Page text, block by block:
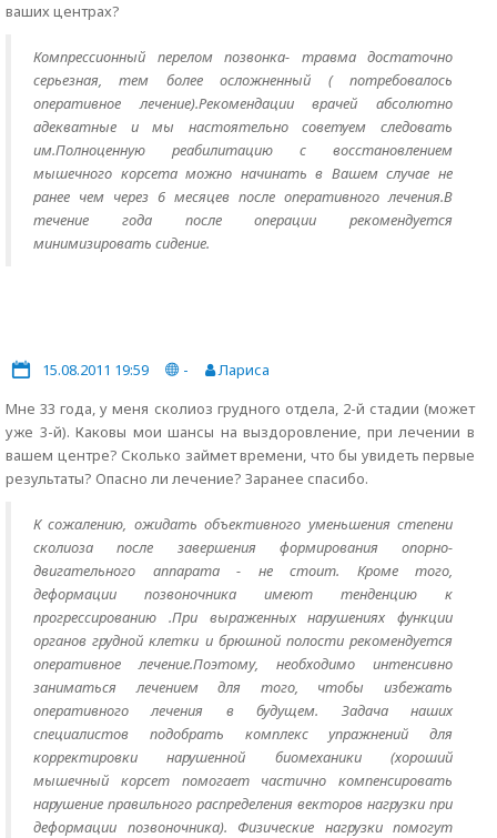
ваших центрах?
Компрессионный перелом позвонка- травма достаточно
серьезная, тем более осложненный ( потребовалось
оперативное лечение).Рекомендации врачей абсолютно
адекватные и мы настоятельно советуем следовать
им.Полноценную реабилитацию с восстановлением
мышечного корсета можно начинать в Вашем случае не
ранее чем через 6 месяцев после оперативного лечения.В
течение года после операции рекомендуется
минимизировать сидение.
15.08.2011 19:59 -
Лариса
Мне 33 года, у меня сколиоз грудного отдела, 2-й стадии (может
уже 3-й). Каковы мои шансы на выздоровление, при лечении в
вашем центре? Сколько займет времени, что бы увидеть первые
результаты? Опасно ли лечение? Заранее спасибо.
К сожалению, ожидать объективного уменьшения степени
сколиоза после завершения формирования опорно-
двигательного аппарата - не стоит. Кроме того,
деформации позвоночника имеют тенденцию к
прогрессированию .При выраженных нарушениях функции
органов грудной клетки и брюшной полости рекомендуется
оперативное лечение.Поэтому, необходимо интенсивно
заниматься лечением для того, чтобы избежать
оперативного лечения в будущем. Задача наших
специалистов подобрать комплекс упражнений для
корректировки нарушенной биомеханики (хороший
мышечный корсет помогает частично компенсировать
нарушение правильного распределения векторов нагрузки при
деформации позвоночника). Физические нагрузки помогут